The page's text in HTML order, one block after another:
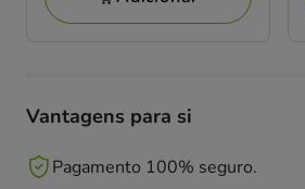
avaliações
Vantagens para si
Pagamento 100% seguro.